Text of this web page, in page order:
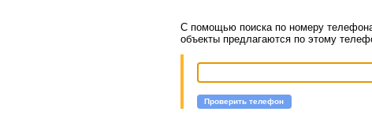
С помощью поиска по номеру
объекты предлагаются по этому
Проверить телефон